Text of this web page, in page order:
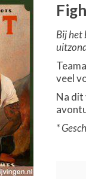
Bij het
veel
Na dit
*